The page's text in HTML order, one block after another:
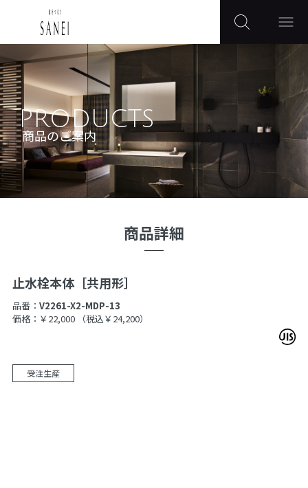
PRODUCTS
商品のご案内
商品詳細
止水栓本体［共用形］
品番： V2261-X2-MDP-13
価格：￥22,000
（税込￥24,200）
受注生産